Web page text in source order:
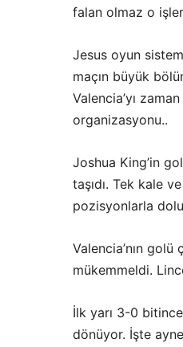
falan olmaz o
Jesus oyun
maçın büyük
Valencia’yı
organizasyonu..
Joshua King’in
taşıdı. Tek kale
pozisyonlarla
Valencia’nın
mükemmeldi.
İlk yarı 3-0
dönüyor. İşte